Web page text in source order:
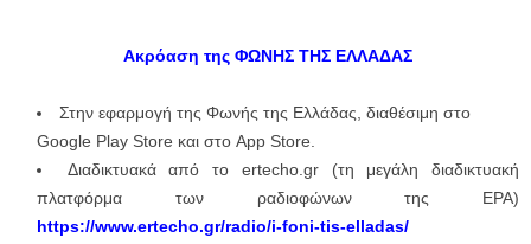
Ακρόαση της ΦΩΝΗΣ ΤΗΣ ΕΛΛΑΔΑΣ
Στην εφαρμογή της Φωνής της Ελλάδας, διαθέσιμη στο
Google Play Store και στο App Store.
Διαδικτυακά από το ertecho.gr (τη μεγάλη διαδικτυακή
πλατφόρμα των ραδιοφώνων της ΕΡΑ)
https://www.ertecho.gr/radio/i-foni-tis-elladas/